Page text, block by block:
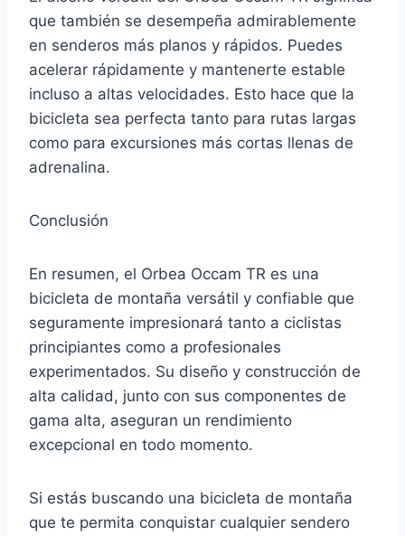
que también se desempeña admirablemente
en senderos más planos y rápidos. Puedes
acelerar rápidamente y mantenerte estable
incluso a altas velocidades. Esto hace que la
bicicleta sea perfecta tanto para rutas largas
como para excursiones más cortas llenas de
adrenalina.
Conclusión
En resumen, el Orbea Occam TR es una
bicicleta de montaña versátil y confiable que
seguramente impresionará tanto a ciclistas
principiantes como a profesionales
experimentados. Su diseño y construcción de
alta calidad, junto con sus componentes de
gama alta, aseguran un rendimiento
excepcional en todo momento.
Si estás buscando una bicicleta de montaña
que te permita conquistar cualquier sendero